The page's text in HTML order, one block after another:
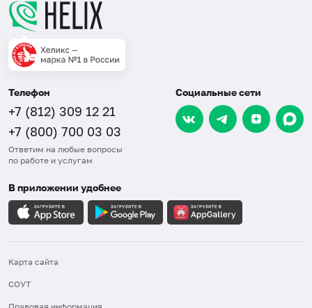
Телефон
+7 (812) 309 12 21
+7 (800) 700 03 03
Ответим на любые вопросы
по работе и услугам
Социальные сети
В приложении удобнее
Карта сайта
СОУТ